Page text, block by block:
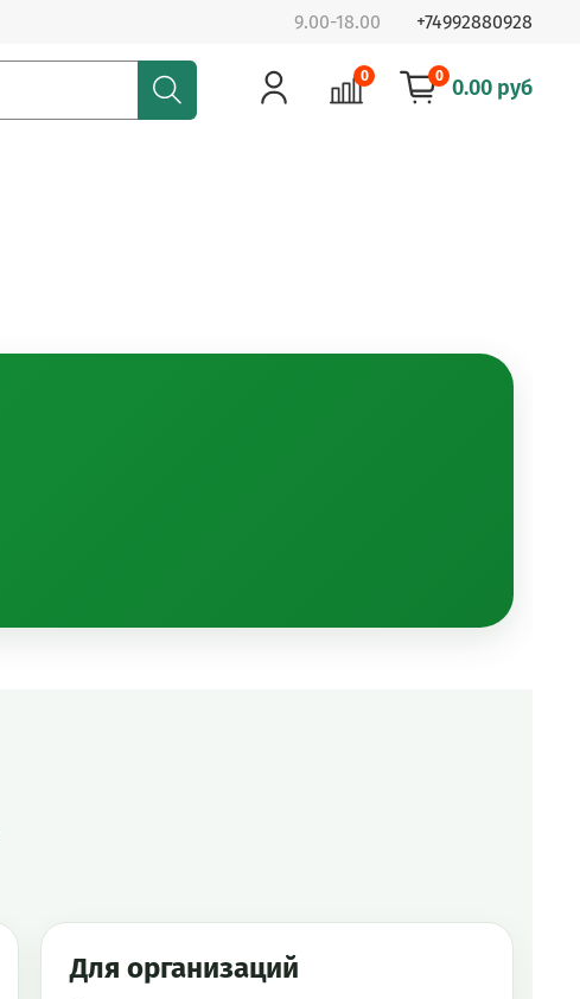
9.00-18.00 +74992880928
0 0 0.00 руб
Для организаций